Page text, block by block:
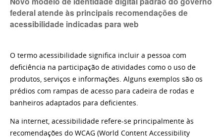
federal atende às principais recomendações de
acessibilidade indicadas para web
O termo acessibilidade significa incluir a pessoa com
deficiência na participação de atividades como o uso de
produtos, serviços e informações. Alguns exemplos são os
prédios com rampas de acesso para cadeira de rodas e
banheiros adaptados para deficientes.
Na internet, acessibilidade refere-se principalmente às
recomendações do WCAG (World Content Accessibility